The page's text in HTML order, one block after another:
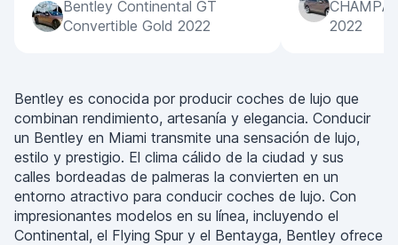
Bentley Continental GT
Convertible Gold 2022
2022
Bentley es conocida por producir coches de lujo que
combinan rendimiento, artesanía y elegancia. Conducir
un Bentley en Miami transmite una sensación de lujo,
estilo y prestigio. El clima cálido de la ciudad y sus
calles bordeadas de palmeras la convierten en un
entorno atractivo para conducir coches de lujo. Con
impresionantes modelos en su línea, incluyendo el
Continental, el Flying Spur y el Bentayga, Bentley ofrece